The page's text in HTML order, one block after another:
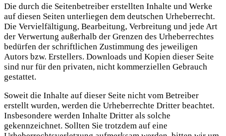
Die durch die Seitenbetreiber erstellten Inhalte und Werke
auf diesen Seiten unterliegen dem deutschen Urheberrecht.
Die Vervielfältigung, Bearbeitung, Verbreitung und jede Art
der Verwertung außerhalb der Grenzen des Urheberrechtes
bedürfen der schriftlichen Zustimmung des jeweiligen
Autors bzw. Erstellers. Downloads und Kopien dieser Seite
sind nur für den privaten, nicht kommerziellen Gebrauch
gestattet.
Soweit die Inhalte auf dieser Seite nicht vom Betreiber
erstellt wurden, werden die Urheberrechte Dritter beachtet.
Insbesondere werden Inhalte Dritter als solche
gekennzeichnet. Sollten Sie trotzdem auf eine